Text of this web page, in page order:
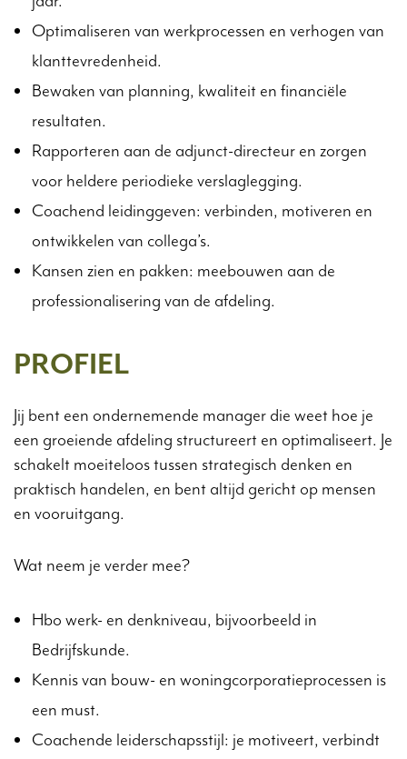
Optimaliseren van werkprocessen en verhogen van
klanttevredenheid.
Bewaken van planning, kwaliteit en financiële
resultaten.
Rapporteren aan de adjunct-directeur en zorgen
voor heldere periodieke verslaglegging.
Coachend leidinggeven: verbinden, motiveren en
ontwikkelen van collega’s.
Kansen zien en pakken: meebouwen aan de
professionalisering van de afdeling.
PROFIEL
Jij bent een ondernemende manager die weet hoe je
een groeiende afdeling structureert en optimaliseert. Je
schakelt moeiteloos tussen strategisch denken en
praktisch handelen, en bent altijd gericht op mensen
en vooruitgang.
Wat neem je verder mee?
Hbo werk- en denkniveau, bijvoorbeeld in
Bedrijfskunde.
Kennis van bouw- en woningcorporatieprocessen is
een must.
Coachende leiderschapsstijl: je motiveert, verbindt